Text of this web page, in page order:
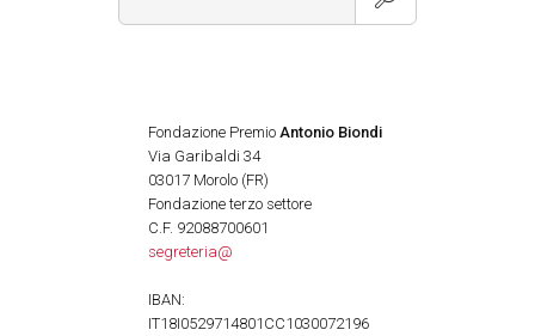
Fondazione Premio Antonio Biondi
Via Garibaldi 34
03017 Morolo (FR)
Fondazione terzo settore
C.F. 92088700601
segreteria@
IBAN:
IT18I0529714801CC1030072196